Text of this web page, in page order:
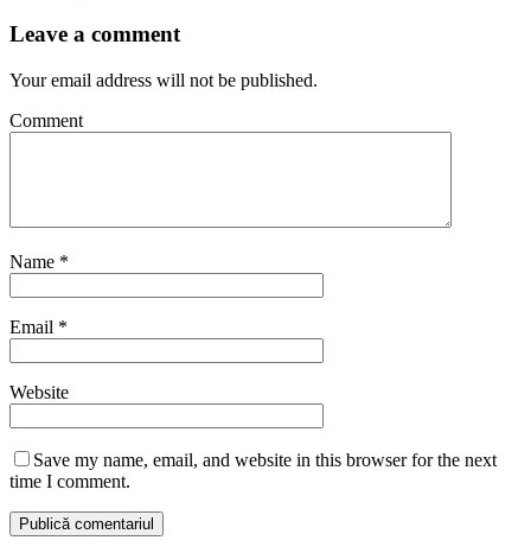
Leave a comment
Your email address will not be published.
Comment
Name *
Email *
Website
Save my name, email, and website in this browser for the next
time I comment.